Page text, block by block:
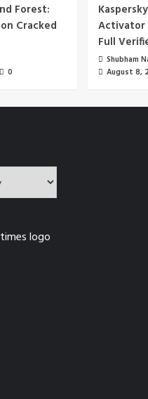
Forest:
Cracked
0
Activator
Full
Shubham
August 8,